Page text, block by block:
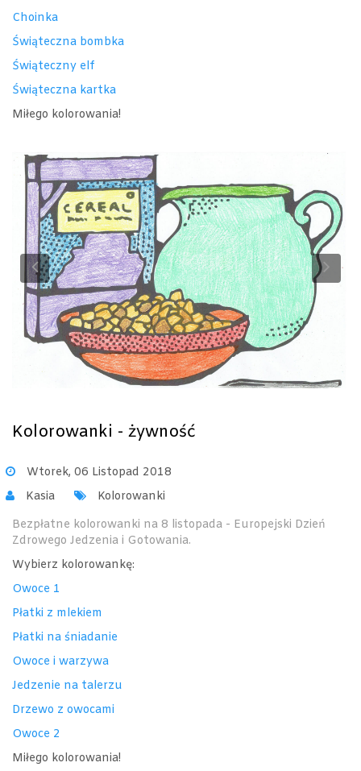
Choinka
Świąteczna bombka
Świąteczny elf
Świąteczna kartka
Miłego kolorowania!
Previous
Kolorowanki - żywność
Wtorek, 06 Listopad 2018
Kasia
Kolorowanki
Bezpłatne kolorowanki na 8 listopada - Europejski Dzień
Zdrowego Jedzenia i Gotowania.
Wybierz kolorowankę:
Owoce 1
Płatki z mlekiem
Płatki na śniadanie
Owoce i warzywa
Jedzenie na talerzu
Drzewo z owocami
Owoce 2
Miłego kolorowania!